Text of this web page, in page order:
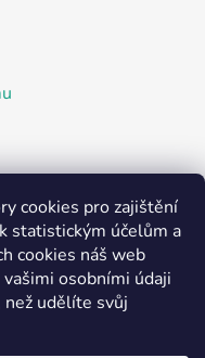
cookies pro zajištění
statistickým účelům a
cookies náš web
osobními údaji
udělíte svůj
Plzeň